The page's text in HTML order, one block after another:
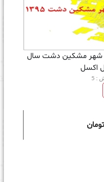
شهر مشکین دشت سال
: 5